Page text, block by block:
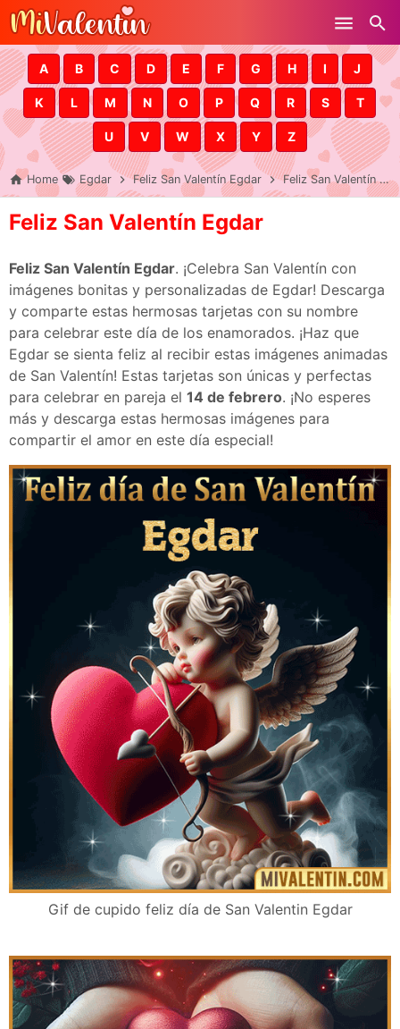
Skip to main content
A B C D E F G H I J
K L M N O P Q R S T
U V W X Y Z
Home Egdar Feliz San Valentín Egdar Feliz San Valentín Egdar
Feliz San Valentín Egdar
Feliz San Valentín Egdar. ¡Celebra San Valentín con
imágenes bonitas y personalizadas de Egdar! Descarga
y comparte estas hermosas tarjetas con su nombre
para celebrar este día de los enamorados. ¡Haz que
Egdar se sienta feliz al recibir estas imágenes animadas
de San Valentín! Estas tarjetas son únicas y perfectas
para celebrar en pareja el 14 de febrero. ¡No esperes
más y descarga estas hermosas imágenes para
compartir el amor en este día especial!
Gif de cupido feliz día de San Valentin Egdar